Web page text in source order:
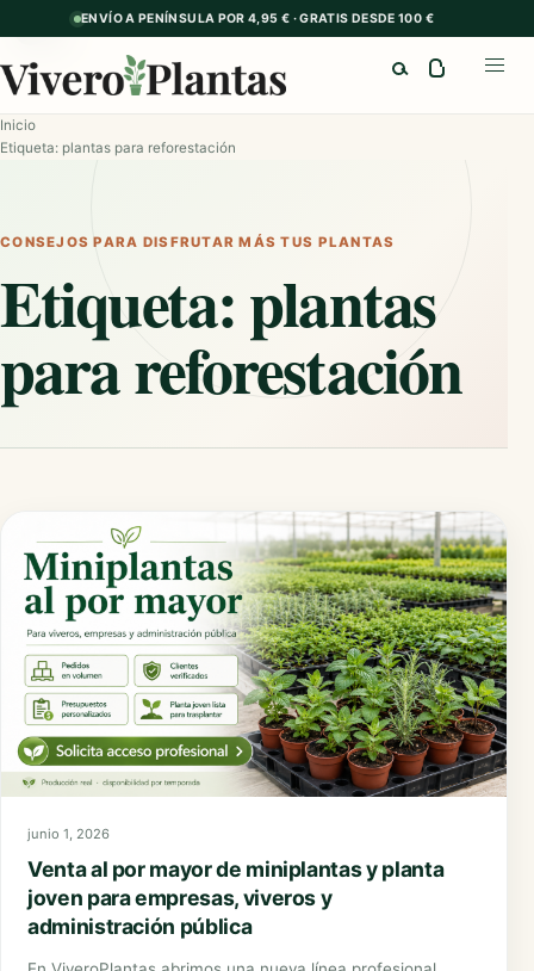
ENVÍO A PENÍNSULA POR 4,95 € · GRATIS DESDE 100 €
Inicio
Etiqueta: plantas para reforestación
CONSEJOS PARA DISFRUTAR MÁS TUS PLANTAS
Etiqueta:plantas
para reforestación
junio 1, 2026
Venta al por mayor de miniplantas y planta
joven para empresas, viveros y
administración pública